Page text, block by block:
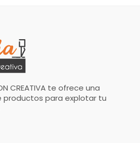
CREATIVA te ofrece una
productos para explotar tu